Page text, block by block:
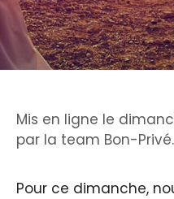
Mis en ligne le
par la team Bon-
Pour ce dimanche,